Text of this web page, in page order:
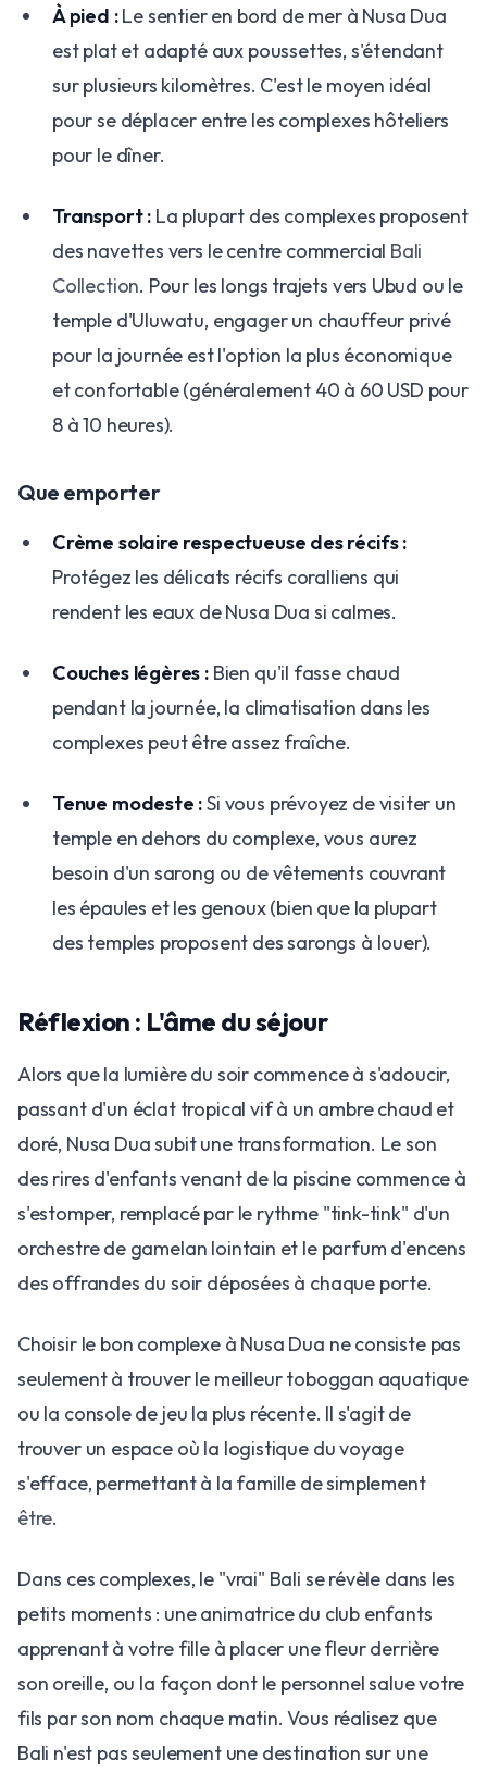
À pied :Le sentier en bord de mer à Nusa Dua
est plat et adapté aux poussettes, s'étendant
sur plusieurs kilomètres. C'est le moyen idéal
pour se déplacer entre les complexes hôteliers
pour le dîner.
Transport : La plupart des complexes proposent
des navettes vers le centre commercial Bali
Collection. Pour les longs trajets vers Ubud ou le
temple d'Uluwatu, engager un chauffeur privé
pour la journée est l'option la plus économique
et confortable (généralement 40 à 60 USD pour
8 à 10 heures).
​Que emporter
Crème solaire respectueuse des récifs :
Protégez les délicats récifs coralliens qui
rendent les eaux de Nusa Dua si calmes.
Couches légères :Bien qu'il fasse chaud
pendant la journée, la climatisation dans les
complexes peut être assez fraîche.
Tenue modeste :Si vous prévoyez de visiter un
temple en dehors du complexe, vous aurez
besoin d'un sarong ou de vêtements couvrant
les épaules et les genoux (bien que la plupart
des temples proposent des sarongs à louer).
​Réflexion : L'âme du séjour
​Alors que la lumière du soir commence à s'adoucir,
passant d'un éclat tropical vif à un ambre chaud et
doré, Nusa Dua subit une transformation. Le son
des rires d'enfants venant de la piscine commence à
s'estomper, remplacé par le rythme "tink-tink" d'un
orchestre de gamelan lointain et le parfum d'encens
des offrandes du soir déposées à chaque porte.
​Choisir le bon complexe à Nusa Dua ne consiste pas
seulement à trouver le meilleur toboggan aquatique
ou la console de jeu la plus récente. Il s'agit de
trouver un espace où la logistique du voyage
s'efface, permettant à la famille de simplement
être.
​Dans ces complexes, le "vrai" Bali se révèle dans les
petits moments : une animatrice du club enfants
apprenant à votre fille à placer une fleur derrière
son oreille, ou la façon dont le personnel salue votre
fils par son nom chaque matin. Vous réalisez que
Bali n'est pas seulement une destination sur une